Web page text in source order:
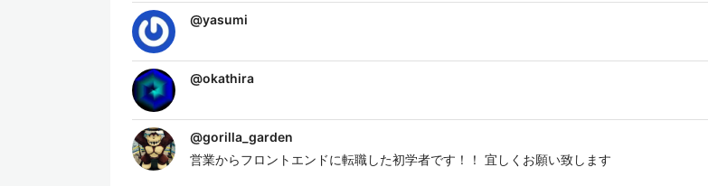
@yasumi
@okathira
@gorilla_garden
営業からフロントエンドに転職した初学者です！！ 宜しくお願い致します